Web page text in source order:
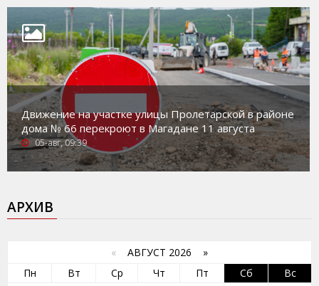
Движение на участке улицы Пролетарской в районе
дома № 66 перекроют в Магадане 11 августа
05-авг, 09:39
АРХИВ
« АВГУСТ 2026 »
Пн
Вт Ср Чт Пт Сб
Вс